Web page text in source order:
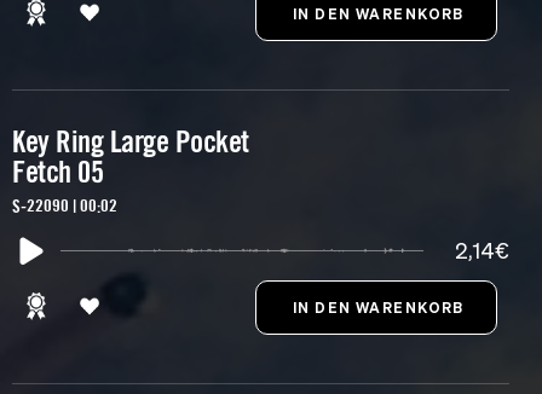
Key Ring Large Pocket
Fetch 05
S-22090 | 00:02
2,14€